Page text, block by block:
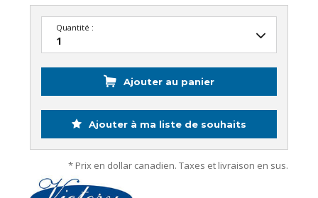
Quantité :
Ajouter au panier
Ajouter à ma liste de souhaits
* Prix en dollar canadien. Taxes et livraison en sus.